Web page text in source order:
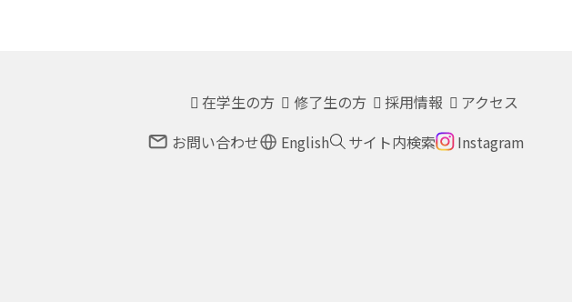
在学生の方 修了生の方 採用情報
アクセス
お問い合わせ
English サイト内検索 Instagram